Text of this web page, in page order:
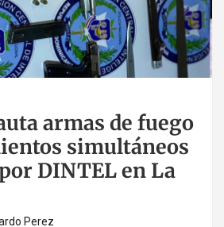
armas de fuego
simultáneos
DINTEL en La
Perez